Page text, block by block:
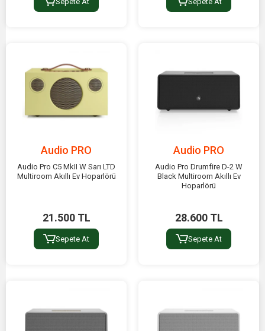
Audio PRO
Audio Pro C5 MkII W Sarı LTD
Multiroom Akıllı Ev Hoparlörü
21.500 TL
Sepete At
Audio PRO
Audio Pro Drumfire D-2 W
Black Multiroom Akıllı Ev
Hoparlörü
28.600 TL
Sepete At